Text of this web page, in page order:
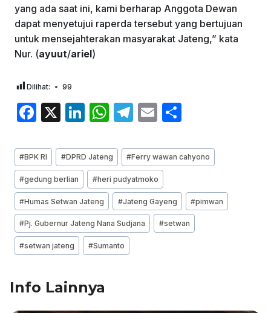
yang ada saat ini, kami berharap Anggota Dewan
dapat menyetujui raperda tersebut yang bertujuan
untuk mensejahterakan masyarakat Jateng,” kata
Nur. (ayuut/ariel)
Dilihat: 99
F
c
e
b
o
o
k
X
Li
k
e
dI
n
W
at
s
A
p
p
T
e
gr
a
m
E
ai
l
ar
e
Post
Tags:
#BPK RI #DPRD Jateng #Ferry wawan cahyono
#gedung berlian #heri pudyatmoko
#Humas Setwan Jateng #Jateng Gayeng #pimwan
#Pj. Gubernur Jateng Nana Sudjana #setwan
#setwan jateng #Sumanto
Info Lainnya